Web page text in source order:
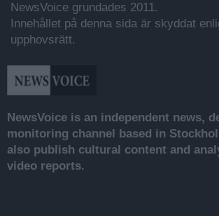
NewsVoice grundades 2011.
Innehållet på denna sida är skyddat
upphovsrätt.
NewsVoice is an independent news,
monitoring channel based in
also publish cultural content and
video reports.